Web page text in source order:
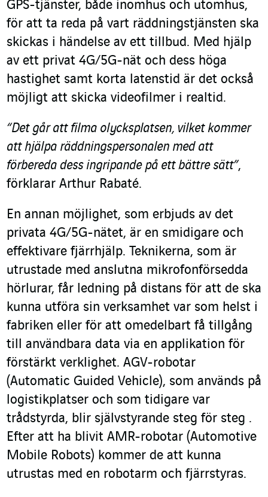
GPS-tjänster, både inomhus och utomhus,
för att ta reda på vart räddningstjänsten ska
skickas i händelse av ett tillbud. Med hjälp
av ett privat 4G/5G-nät och dess höga
hastighet samt korta latenstid är det också
möjligt att skicka videofilmer i realtid.
“Det går att filma olycksplatsen, vilket kommer
att hjälpa räddningspersonalen med att
förbereda dess ingripande på ett bättre sätt”,
förklarar Arthur Rabaté.
En annan möjlighet, som erbjuds av det
privata 4G/5G-nätet, är en smidigare och
effektivare fjärrhjälp. Teknikerna, som är
utrustade med anslutna mikrofonförsedda
hörlurar, får ledning på distans för att de ska
kunna utföra sin verksamhet var som helst i
fabriken eller för att omedelbart få tillgång
till användbara data via en applikation för
förstärkt verklighet. AGV-robotar
(Automatic Guided Vehicle), som används på
logistikplatser och som tidigare var
trådstyrda, blir självstyrande steg för steg .
Efter att ha blivit AMR-robotar (Automotive
Mobile Robots) kommer de att kunna
utrustas med en robotarm och fjärrstyras.